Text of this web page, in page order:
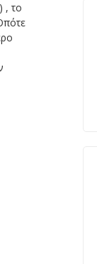
, το